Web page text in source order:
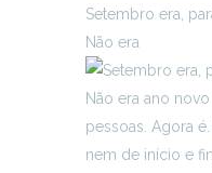
Setembro era,
Não era